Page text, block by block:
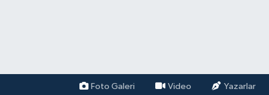
Foto Galeri Video Yazarlar
EKONOMİ